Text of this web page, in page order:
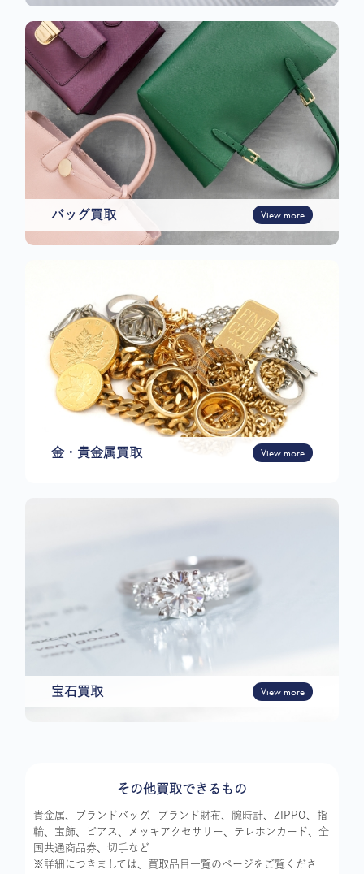
バッグ買取 View more
金・貴金属買取 View more
宝石買取 View more
その他買取できるもの
貴金属、ブランドバッグ、ブランド財布、腕時計、ZIPPO、指
輪、宝飾、ピアス、メッキアクセサリー、テレホンカード、全
国共通商品券、切手など
※詳細につきましては、買取品目一覧のページをご覧くださ